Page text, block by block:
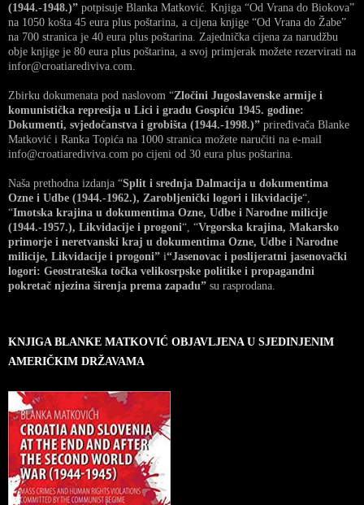
(1944.-1948.)” potpisuje Blanka Matković. Knjiga “Od Vrana do Biokova”
na 1050 košta 45 eura plus poštarina, a cijena knjige “Od Vrana do Žabe”
na 700 stranica je 40 eura plus poštarina. Zajednička cijena za narudžbu
obje knjige je 80 eura plus poštarina, a svoj primjerak možete rezervirati na
infor@croatiarediviva.com.
Zbirku dokumenata pod naslovom “Zločini Jugoslavenske armije i
komunistička represija u Lici i gradu Gospiću 1945. godine:
Dokumenti, svjedočanstva i grobišta (1944.-1998.)” priređivača Blanke
Matković i Ranka Topića na 1000 stranica možete naručiti na e-mail
info@croatiarediviva.com po cijeni od 30 eura plus poštarina.
Naša prethodna izdanja “Split i srednja Dalmacija u dokumentima
Ozne i Udbe (1944.-1962.), Zarobljenički logori i likvidacije“,
“Imotska krajina u dokumentima Ozne, Udbe i Narodne milicije
(1944.-1957.), Likvidacije i progoni“, “Vrgorska krajina, Makarsko
primorje i neretvanski kraj u dokumentima Ozne, Udbe i Narodne
milicije, Likvidacije i progoni” i“Jasenovac i poslijeratni jasenovački
logori: Geostrateška točka velikosrpske politike i propagandni
pokretač njezina širenja prema zapadu” su rasprodana.
KNJIGA BLANKE MATKOVIĆ OBJAVLJENA U SJEDINJENIM
AMERIČKIM DRŽAVAMA